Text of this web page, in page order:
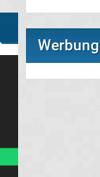
Werbung